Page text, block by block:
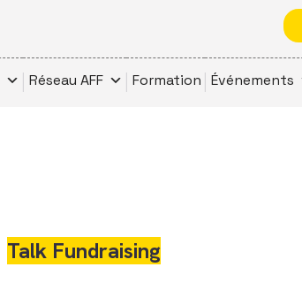
Réseau AFF Formation Événements
Talk Fundraising